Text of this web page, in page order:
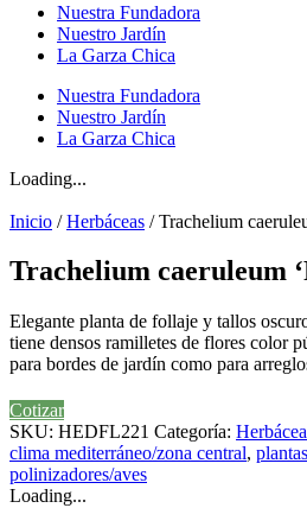
Nuestra Fundadora
Nuestro Jardín
La Garza Chica
Nuestra Fundadora
Nuestro Jardín
La Garza Chica
Loading...
Inicio /Herbáceas / Trachelium
Trachelium caeruleum
Elegante planta de follaje y tallos
tiene densos ramilletes de flores color
para bordes de jardín como para
Cotizar
SKU: HEDFL221 Categoría:
clima mediterráneo/zona central,
polinizadores/aves
Loading...